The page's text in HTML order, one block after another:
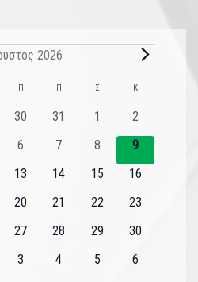
2026
Π Π Σ Κ
0
30
0
31
0
εκδηλώσεις
1
0
εκδηλώσεις
2
0
6
0
εκδηλώσεις
7
0
εκδηλώσεις
8
0
εκδηλώσεις
9
0
13
0
14
0
15
0
16
0
20
0
21
0
22
0
23
0
27
0
28
0
29
0
30
0
3
0
4
0
5
0
6